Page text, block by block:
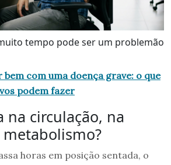
tempo pode ser um problemão
bem com uma doença grave: o que
podem fazer
na circulação, na
horas em posição sentada, o